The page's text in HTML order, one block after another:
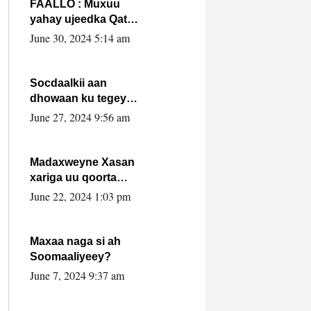
FAALLO : Muxuu
yahay ujeedka Qatar
ka leedahay
June 30, 2024 5:14 am
Socdaalkii aan
dhowaan ku tegey
Puntland
June 27, 2024 9:56 am
Madaxweyne Xasan
xariga uu qoorta
isaga xiray, inta
June 22, 2024 1:03 pm
Maxaa naga si ah
Soomaaliyeey?
June 7, 2024 9:37 am